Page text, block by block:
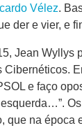
Vélez.
der e vier, e
Jean Wyllys
Cibernéticos.
e faço
que na época